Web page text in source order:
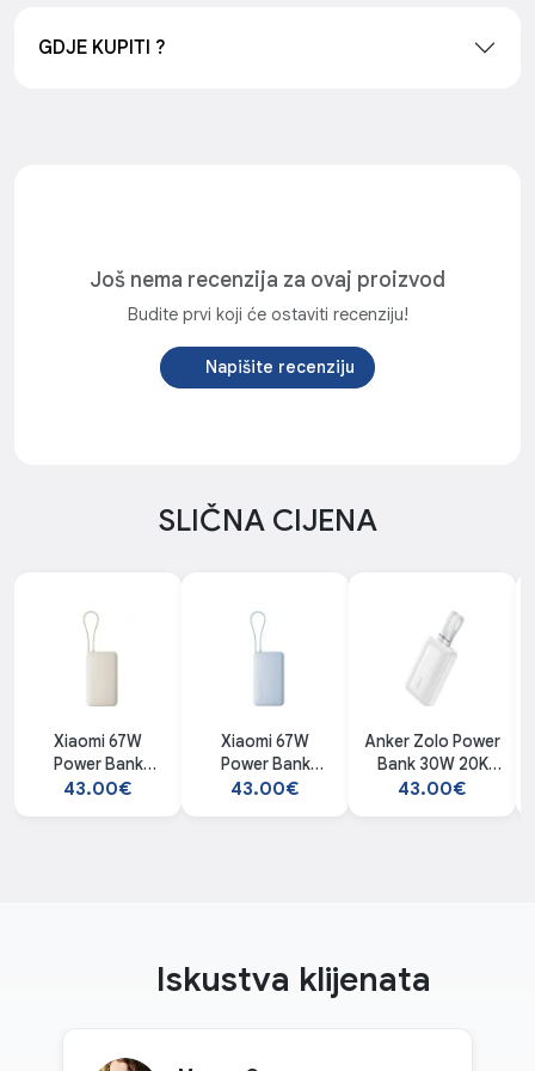
GDJE KUPITI ?
Još nema recenzija za ovaj proizvod
Budite prvi koji će ostaviti recenziju!
Napišite recenziju
SLIČNA CIJENA
Xiaomi 67W
Power Bank
10000
43.00€
Xiaomi 67W
Power Bank
10000
43.00€
Anker Zolo Power
Bank 30W 20K
USB-C + Lightning
43.00€
Iskustva klijenata